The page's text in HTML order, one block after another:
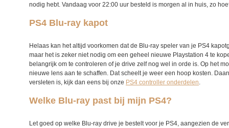
nodig hebt. Vandaag voor 22:00 uur besteld is morgen al in huis, zo
PS4 Blu-ray kapot
Helaas kan het altijd voorkomen dat de Blu-ray speler van je PS4
maar het is zeker niet nodig om een geheel nieuwe Playstation 4 te
belangrijk om te controleren of je drive zelf nog wel in orde is. Op het
nieuwe lens aan te schaffen. Dat scheelt je weer een hoop kosten.
versleten is, kijk dan eens bij onze PS4 controller onderdelen.
Welke Blu-ray past bij mijn PS4?
Let goed op welke Blu-ray drive je bestelt voor je PS4, aangezien de